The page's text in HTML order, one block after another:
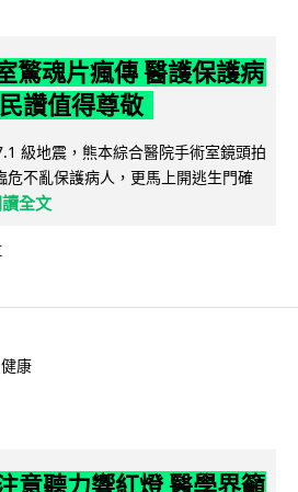
驚魂片瘋傳 醫護保護病
讚值得尊敬
級地震，熊本綜合醫院手術室鏡頭拍
不亂保護病人，更馬上開逃生門確
讀全文
健康
意聽力響紅燈 醫學界籲